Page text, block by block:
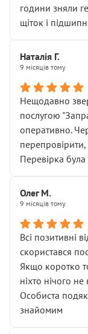
години зняли
щіток і
Наталія Г.
9 місяців тому
Нещодавно
послугою
оперативно.
Перевірка
Олег М.
9 місяців тому
Всі позитивні
скористався
Якщо коротко
ніхто нічого
Особиста
знайомим